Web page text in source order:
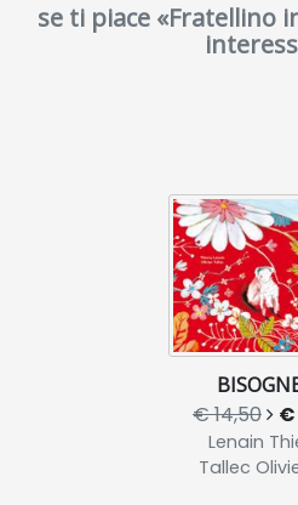
se ti piace «Fratellino
€ 14,50 €
Lenain
Tallec